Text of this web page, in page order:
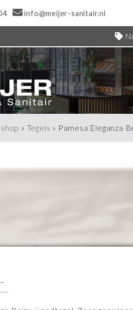
info@meijer-sanitair.nl
» Tegels » Pamesa Eleganza
-